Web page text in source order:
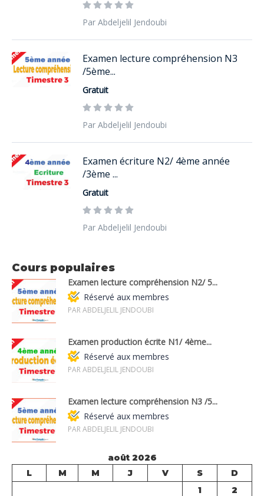
Par Abdeljelil Jendoubi
Examen lecture compréhension N3
/5ème...
Gratuit
Par Abdeljelil Jendoubi
Examen écriture N2/ 4ème année
/3ème ...
Gratuit
Par Abdeljelil Jendoubi
Cours populaires
Examen lecture compréhension N2/ 5...
Réservé aux membres
PAR ABDELJELIL JENDOUBI
Examen production écrite N1/ 4ème...
Réservé aux membres
PAR ABDELJELIL JENDOUBI
Examen lecture compréhension N3 /5...
Réservé aux membres
PAR ABDELJELIL JENDOUBI
août 2026
L
M M J V S
D
1
2